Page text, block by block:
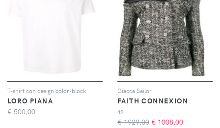
T-shirt con design color-block
LORO PIANA
€ 500,00
Giacca Sailor
FAITH CONNEXION
42
€ 1929,00 € 1008,00